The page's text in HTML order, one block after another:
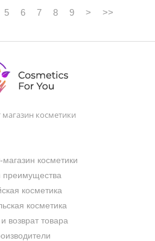
5 6 7 8 9 > >>
магазин косметики
косметики
косметика
косметика
возврат товара